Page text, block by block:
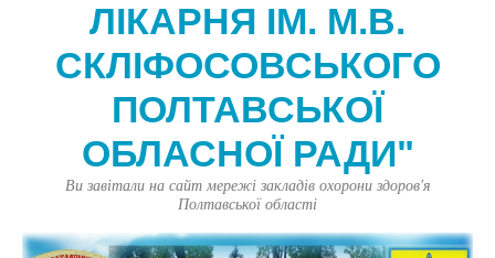
ЛІКАРНЯ ІМ. М.В.
СКЛІФОСОВСЬКОГО
ПОЛТАВСЬКОЇ
ОБЛАСНОЇ РАДИ"
Ви завітали на сайт мережі закладів охорони здоров'я
Полтавської області